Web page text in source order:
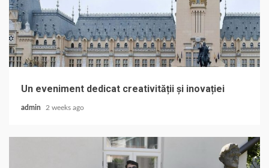
Un eveniment dedicat creativității și inovației
admin 2 weeks ago